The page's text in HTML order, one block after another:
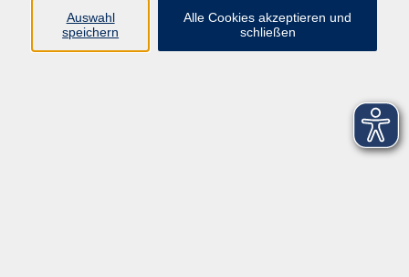
Auswahl
speichern
Alle Cookies akzeptieren und
schließen